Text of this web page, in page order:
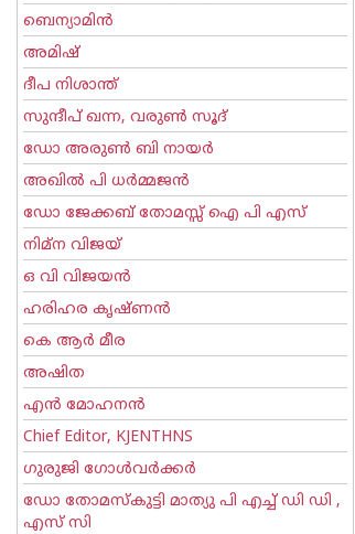
ബെന്യാമിന്‍
അമിഷ്
ദീപ നിശാന്ത്
സുന്ദീപ് ഖന്ന, വരുൺ സൂദ്
ഡോ അരുണ്‍ ബി നായര്‍
അഖില്‍ പി ധര്‍മ്മജന്‍
ഡോ ജേക്കബ് തോമസ്സ് ഐ പി എസ്
നിമ്ന വിജയ്
ഒ വി വിജയന്‍
ഹരിഹര കൃഷ്ണൻ
കെ ആര്‍ മീര
അഷിത
എന്‍ മോഹനന്‍
Chief Editor, KJENTHNS
ഗുരുജി ഗോള്‍‌വര്‍ക്കര്‍
ഡോ തോമസ്കുട്ടി മാത്യു പി എച്ച് ഡി ഡി ,
എസ് സി